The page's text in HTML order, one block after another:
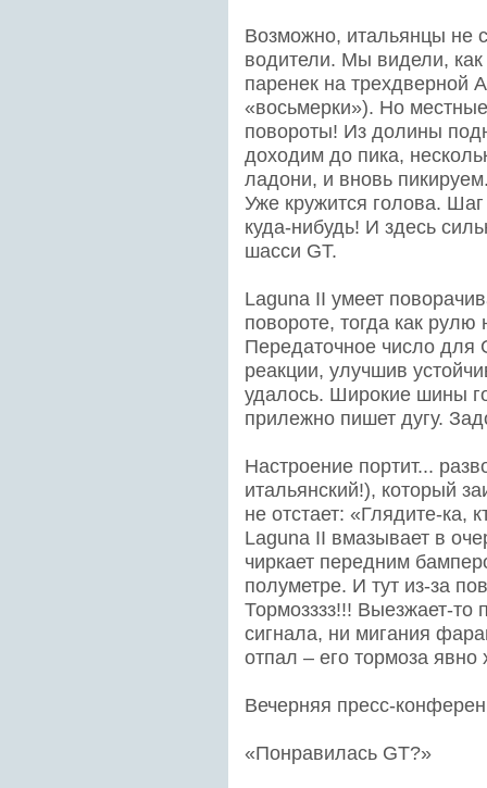
Возможно, итальянцы не
водители. Мы видели, как
паренек на трехдверной
«восьмерки»). Но
повороты! Из долины
доходим до пика,
ладони, и вновь
Уже кружится голова.
куда-нибудь! И здесь
шасси GT.
Laguna II умеет
повороте, тогда как рулю
Передаточное число для
реакции, улучшив
удалось. Широкие шины
прилежно пишет дугу.
Настроение портит...
итальянский!), который
не отстает: «Глядите-ка,
Laguna II вмазывает в
чиркает передним
полуметре. И тут из-за
Тормозззз!!! Выезжает-то
сигнала, ни мигания
отпал – его тормоза
Вечерняя пресс-
«Понравилась GT?»